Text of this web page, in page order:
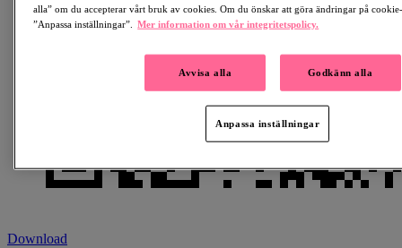
Download
alla” om du accepterar vårt bruk av cookies. Om du önskar att göra ändringar på
”Anpassa inställningar”.
Mer information om vår integritetspolicy.
Avvisa alla Godkänn alla
Anpassa inställningar